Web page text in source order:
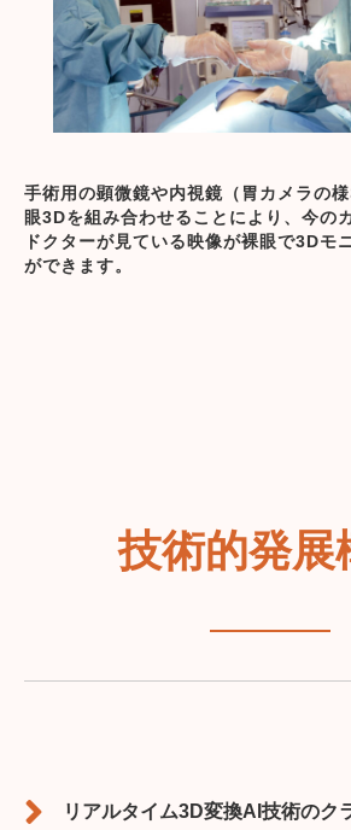
手術用の顕微鏡や内視鏡（胃カメラの
眼3Dを組み合わせることにより、今の
ドクターが見ている映像が裸眼で3Dモ
ができます。
技術的発展
リアルタイム3D変換AI技術のク